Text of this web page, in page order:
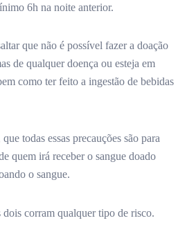
6h na noite anterior.
que não é possível fazer a doação
de qualquer doença ou esteja em
como ter feito a ingestão de bebidas
todas essas precauções são para
quem irá receber o sangue doado
o sangue.
dois corram qualquer tipo de risco.